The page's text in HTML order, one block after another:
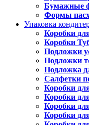
Бумажные
Формы
Упаковка
Коробки
Коробки
Подложки
Подложки
Подложка
Салфетки
Коробки
Коробки
Коробки
Коробки